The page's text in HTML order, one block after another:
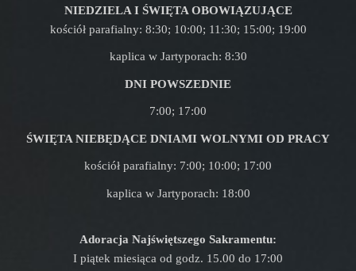
NIEDZIELA I ŚWIĘTA OBOWIĄZUJĄCE
kościół parafialny: 8:30; 10:00; 11:30; 15:00; 19:00
kaplica w Jartyporach: 8:30
DNI POWSZEDNIE
7:00; 17:00
ŚWIĘTA NIEBĘDĄCE DNIAMI WOLNYMI OD PRACY
kościół parafialny: 7:00; 10:00; 17:00
kaplica w Jartyporach: 18:00
Adoracja Najświętszego Sakramentu:
I piątek miesiąca od godz. 15.00 do 17:00